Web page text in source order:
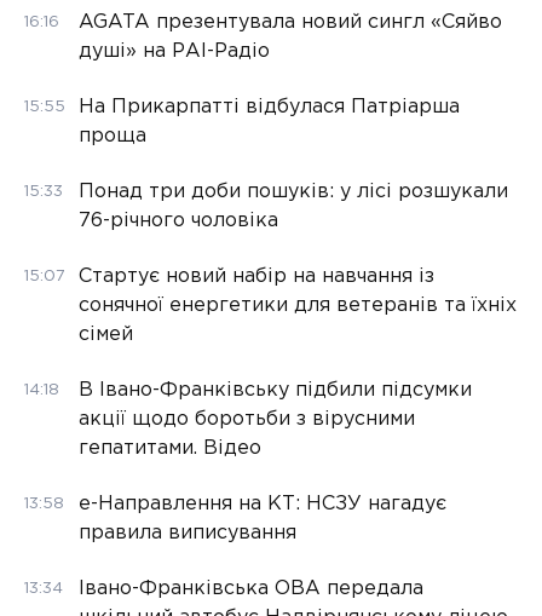
16:16
AGATA презентувала новий сингл «Сяйво
душі» на РАІ-Радіо
15:55
На Прикарпатті відбулася Патріарша
проща
15:33
Понад три доби пошуків: у лісі розшукали
76-річного чоловіка
15:07
Стартує новий набір на навчання із
сонячної енергетики для ветеранів та їхніх
сімей
14:18
В Івано-Франківську підбили підсумки
акції щодо боротьби з вірусними
гепатитами. Відео
13:58
е-Направлення на КТ: НСЗУ нагадує
правила виписування
13:34
Івано-Франківська ОВА передала